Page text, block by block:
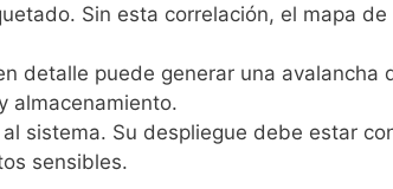
Sin esta correlación, el mapa
detalle puede generar una avalancha
almacenamiento.
sistema. Su despliegue debe estar
sensibles.